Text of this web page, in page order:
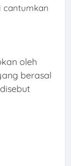
cantumkan
oleh
berasal